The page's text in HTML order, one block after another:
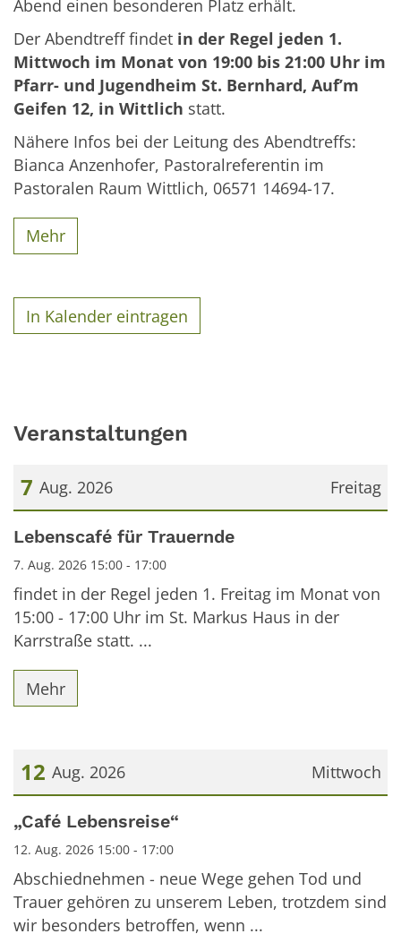
Abend einen besonderen Platz erhält.
Der Abendtreff findet in der Regel jeden 1.
Mittwoch im Monat von 19:00 bis 21:00 Uhr im
Pfarr- und Jugendheim St. Bernhard, Auf’m
Geifen 12, in Wittlich statt.
Nähere Infos bei der Leitung des Abendtreffs:
Bianca Anzenhofer, Pastoralreferentin im
Pastoralen Raum Wittlich, 06571 14694-17.
Mehr
In Kalender eintragen
Veranstaltungen
Freitag
7 Aug. 2026
Datum: 7. August 2026
Lebenscafé für Trauernde
7. Aug. 2026 15:00 - 17:00
findet in der Regel jeden 1. Freitag im Monat von
15:00 - 17:00 Uhr im St. Markus Haus in der
Karrstraße statt. ...
Mehr
Mittwoch
12 Aug. 2026
Datum: 12. August 2026
„Café Lebensreise“
12. Aug. 2026 15:00 - 17:00
Abschiednehmen - neue Wege gehen Tod und
Trauer gehören zu unserem Leben, trotzdem sind
wir besonders betroffen, wenn ...